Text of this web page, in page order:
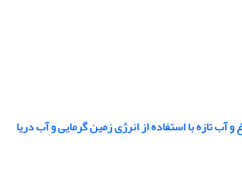
آب تازه با استفاده از انرژی زمین گرمایی و آب دریا